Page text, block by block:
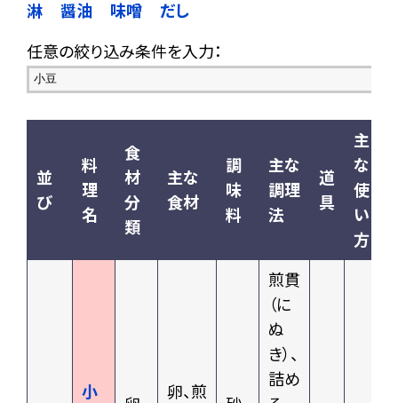
淋
醤油 味噌 だし
任意の絞り込み条件を入力：
並
び
料
理
名
食
材
分
類
主な
食材
調
味
料
主な
調理
法
道
具
主
な
使
い
方
小
卵、煎
煎貫
（に
ぬ
き）、
詰め